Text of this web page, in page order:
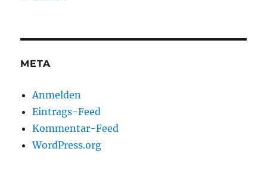
META
Anmelden
Eintrags-Feed
Kommentar-Feed
WordPress.org